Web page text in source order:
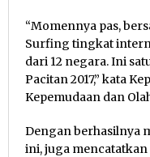
“Momennya pas,
Surfing tingkat
dari 12 negara. Ini
Pacitan 2017,” kata
Kepemudaan dan
Dengan berhasilnya
ini, juga